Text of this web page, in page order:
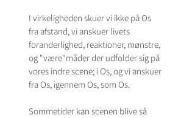
I virkeligheden skuer vi ikke på Os
fra afstand, vi anskuer livets
foranderlighed, reaktioner, mønstre,
og "være"måder der udfolder sig på
vores indre scene; i Os, og vi anskuer
fra Os, igennem Os, som Os.
Sommetider kan scenen blive så